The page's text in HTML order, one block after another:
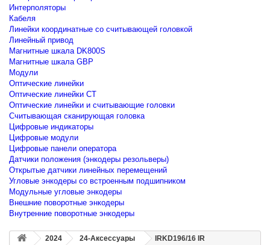
Интерполяторы
Кабеля
Линейки координатные со считывающей головкой
Линейный привод
Магнитные шкала DK800S
Магнитные шкала GBP
Модули
Оптические линейки
Оптические линейки CT
Оптические линейки и считывающие головки
Считывающая сканирующая головка
Цифровые индикаторы
Цифровые модули
Цифровые панели оператора
Датчики положения (энкодеры резольверы)
Открытые датчики линейных перемещений
Угловые энкодеры со встроенным подшипником
Модульные угловые энкодеры
Внешние поворотные энкодеры
Внутренние поворотные энкодеры
2024 24-Аксессуары
IRKD196/16 IR